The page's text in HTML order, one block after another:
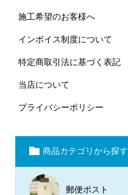
施工希望のお客様へ
インボイス制度について
特定商取引法に基づく表記
当店について
プライバシーポリシー
商品カテゴリから探す
郵便ポスト